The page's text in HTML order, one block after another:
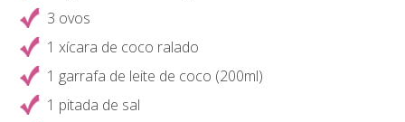
3 ovos
1 xícara de coco ralado
1 garrafa de leite de coco (200ml)
1 pitada de sal